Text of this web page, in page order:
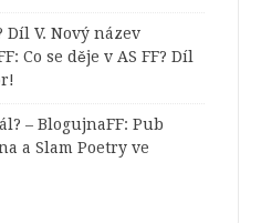
Díl V. Nový název
: Co se děje v AS FF? Díl
– BlogujnaFF: Pub
a Slam Poetry ve